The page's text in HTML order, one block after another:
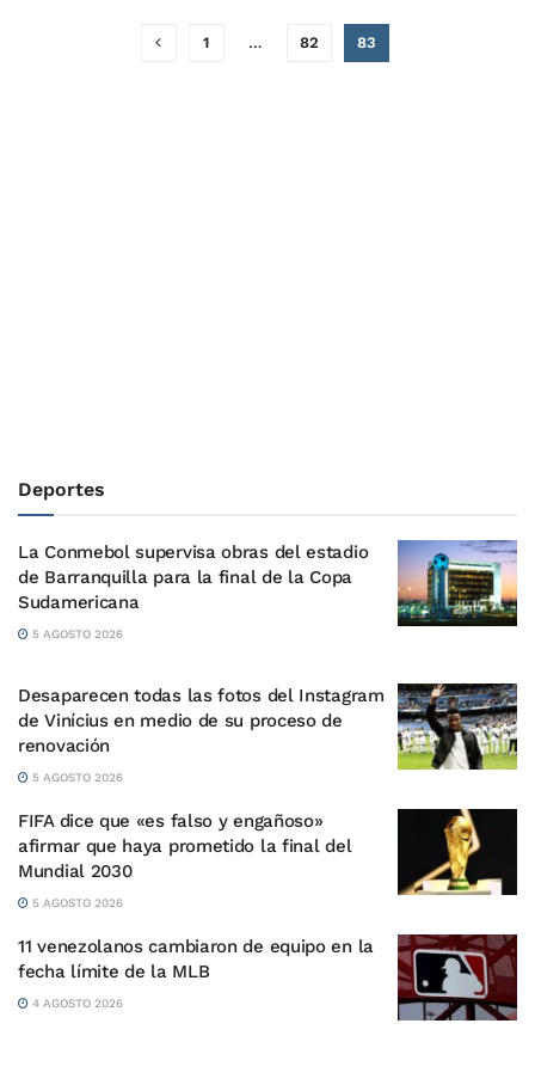
1 … 82 83
Deportes
La Conmebol supervisa obras del estadio
de Barranquilla para la final de la Copa
Sudamericana
5 AGOSTO 2026
Desaparecen todas las fotos del Instagram
de Vinícius en medio de su proceso de
renovación
5 AGOSTO 2026
FIFA dice que «es falso y engañoso»
afirmar que haya prometido la final del
Mundial 2030
5 AGOSTO 2026
11 venezolanos cambiaron de equipo en la
fecha límite de la MLB
4 AGOSTO 2026